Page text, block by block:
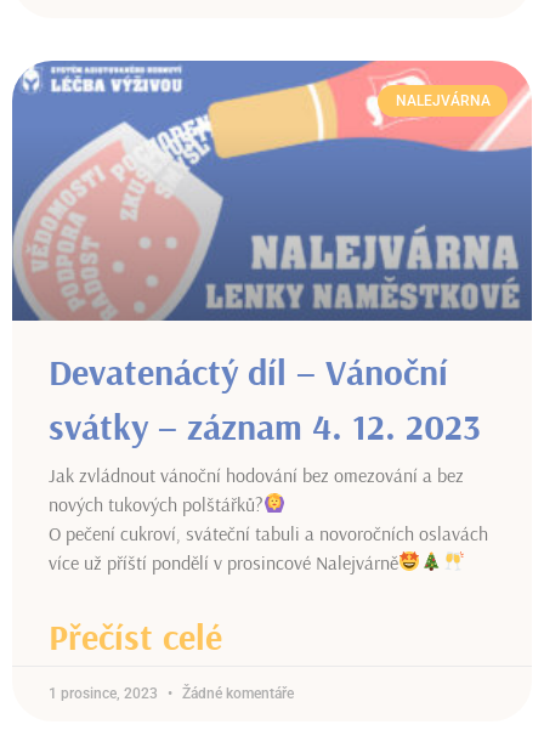
NALEJVÁRNA
Devatenáctý díl – Vánoční
svátky – záznam 4. 12. 2023
Jak zvládnout vánoční hodování bez omezování a bez
nových tukových polštářků?
O pečení cukroví, sváteční tabuli a novoročních oslavách
více už příští pondělí v prosincové Nalejvárně
Přečíst celé
1 prosince, 2023 Žádné komentáře